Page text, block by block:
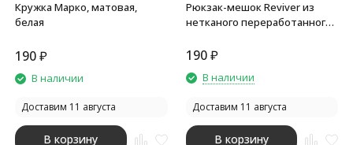
Кружка Марко, матовая,
белая
190₽
В наличии
Доставим 11 августа
В корзину
Рюкзак-мешок Reviver из
нетканого переработанного
190 ₽
В наличии
Доставим 11 августа
В корзину